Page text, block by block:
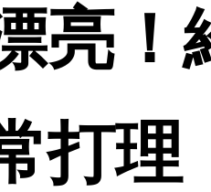
亮！
打理